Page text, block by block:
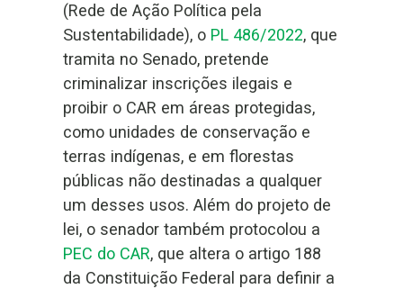
(Rede de Ação Política pela
Sustentabilidade), o PL 486/2022, que
tramita no Senado, pretende
criminalizar inscrições ilegais e
proibir o CAR em áreas protegidas,
como unidades de conservação e
terras indígenas, e em florestas
públicas não destinadas a qualquer
um desses usos. Além do projeto de
lei, o senador também protocolou a
PEC do CAR, que altera o artigo 188
da Constituição Federal para definir a